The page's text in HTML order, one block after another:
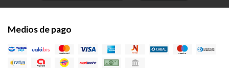
Medios de pago